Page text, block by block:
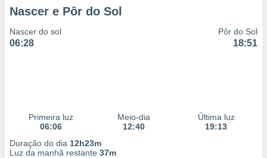
Nascer e Pôr do Sol
Nascer do sol
06:28
Pôr do Sol
18:51
Primeira luz
06:06
Meio-dia
12:40
Última luz
19:13
Duração do dia 12h23m
Luz da manhã restante 37m